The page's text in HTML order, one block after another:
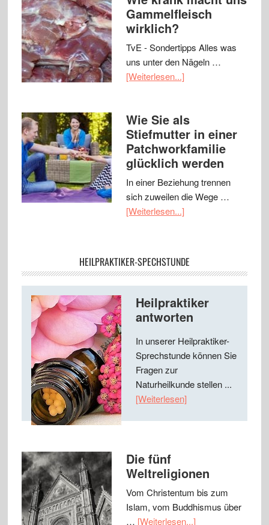
Gammelfleisch
wirklich?
TvE - Sondertipps Alles was
uns unter den Nägeln …
[Weiterlesen...]
Wie Sie als
Stiefmutter in einer
Patchworkfamilie
glücklich werden
In einer Beziehung trennen
sich zuweilen die Wege …
[Weiterlesen...]
HEILPRAKTIKER-SPECHSTUNDE
Heilpraktiker
antworten
In unserer Heilpraktiker-
Sprechstunde können Sie
Fragen zur
Naturheilkunde stellen ...
[Weiterlesen]
Die fünf
Weltreligionen
Vom Christentum bis zum
Islam, vom Buddhismus über
… [Weiterlesen...]